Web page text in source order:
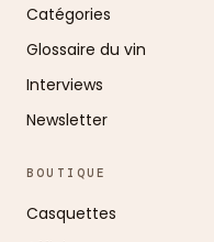
Catégories
Glossaire du vin
Interviews
Newsletter
BOUTIQUE
Casquettes